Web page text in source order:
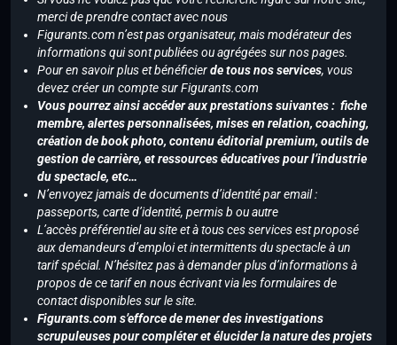
merci de prendre contact avec nous
Figurants.com n’est pas organisateur, mais modérateur des
informations qui sont publiées ou agrégées sur nos pages.
Pour en savoir plus et bénéficierde tous nos services, vous
devez créer un compte sur Figurants.com
Vous pourrez ainsi accéder aux prestations suivantes : fiche
membre, alertes personnalisées, mises en relation, coaching,
création de book photo, contenu éditorial premium, outils de
gestion de carrière, et ressources éducatives pour l’industrie
du spectacle, etc…
N’envoyez jamais de documents d’identité par email :
passeports, carte d’identité, permis b ou autre
L’accès préférentiel au site et à tous ces services est proposé
aux demandeurs d’emploi et intermittents du spectacle à un
tarif spécial. N’hésitez pas à demander plus d’informations à
propos de ce tarif en nous écrivant via les formulaires de
contact disponibles sur le site.
Figurants.com s’efforce de mener des investigations
scrupuleuses pour compléter et élucider la nature des projets